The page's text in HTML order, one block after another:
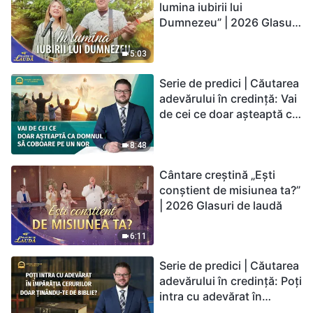
5:03
lumina iubirii lui
Dumnezeu” | 2026 Glasuri
8:48
Serie de predici | Căutarea
adevărului în credință: Vai
de cei ce doar așteaptă ca
6:11
Cântare creștină „Ești
conștient de misiunea ta?”
| 2026 Glasuri de laudă
Serie de predici | Căutarea
adevărului în credință: Poți
intra cu adevărat în